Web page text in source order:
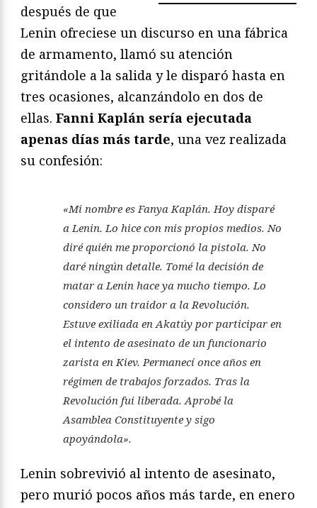
después de que
Lenin ofreciese un discurso en una fábrica
de armamento, llamó su atención
gritándole a la salida y le disparó hasta en
tres ocasiones, alcanzándolo en dos de
ellas. Fanni Kaplán sería ejecutada
apenas días más tarde, una vez realizada
su confesión:
«Mi nombre es Fanya Kaplán. Hoy disparé
a Lenin. Lo hice con mis propios medios. No
diré quién me proporcionó la pistola. No
daré ningún detalle. Tomé la decisión de
matar a Lenin hace ya mucho tiempo. Lo
considero un traidor a la Revolución.
Estuve exiliada en Akatúy por participar en
el intento de asesinato de un funcionario
zarista en Kiev. Permanecí once años en
régimen de trabajos forzados. Tras la
Revolución fui liberada. Aprobé la
Asamblea Constituyente y sigo
apoyándola».
Lenin sobrevivió al intento de asesinato,
pero murió pocos años más tarde, en enero